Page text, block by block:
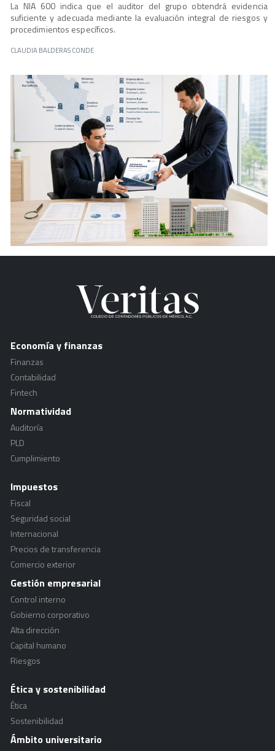
La NIA 600 indica que el auditor del grupo obtendrá evidencia
suficiente y adecuada mediante la evaluación integral de riesgos y
procedimientos específicos.
CLAUDIA BALDERAS CONDE
Economía y finanzas
Finanzas
Contabilidad
Fintech
Normatividad
Auditoría
PLD
Cumplimiento
Impuestos
Fiscal
Seguridad social
Internacional
Precios de transferencia
Comercio exterior
Gestión empresarial
Control interno
Gobierno corporativo
Alta dirección
Capital humano
Riesgos
Ética y sostenibilidad
Ética
Sostenibilidad
Ámbito universitario